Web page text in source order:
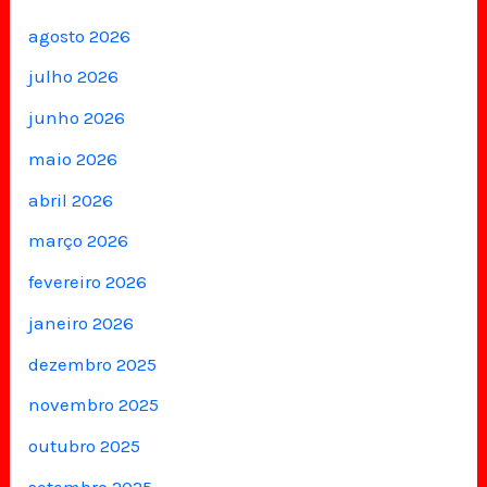
agosto 2026
julho 2026
junho 2026
maio 2026
abril 2026
março 2026
fevereiro 2026
janeiro 2026
dezembro 2025
novembro 2025
outubro 2025